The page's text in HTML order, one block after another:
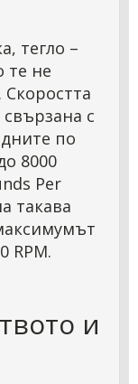
тегло –
те не
с
по
8000
Per
такава
RPM.
и